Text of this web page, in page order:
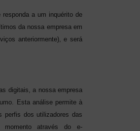
a um inquérito de
da nossa empresa em
anteriormente), e será
digitais, a nossa empresa
Esta análise permite à
perfis dos utilizadores das
momento através do e-